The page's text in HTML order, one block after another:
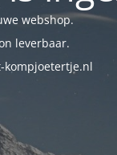
webshop.
leverbaar.
kompjoetertje.nl